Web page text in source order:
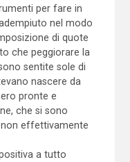
per fare in
nel modo
di quote
che peggiorare la
sentite sole di
nascere da
pronte e
che si sono
effettivamente
a tutto